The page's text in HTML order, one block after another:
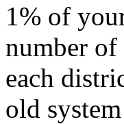
1% of
number
each
old